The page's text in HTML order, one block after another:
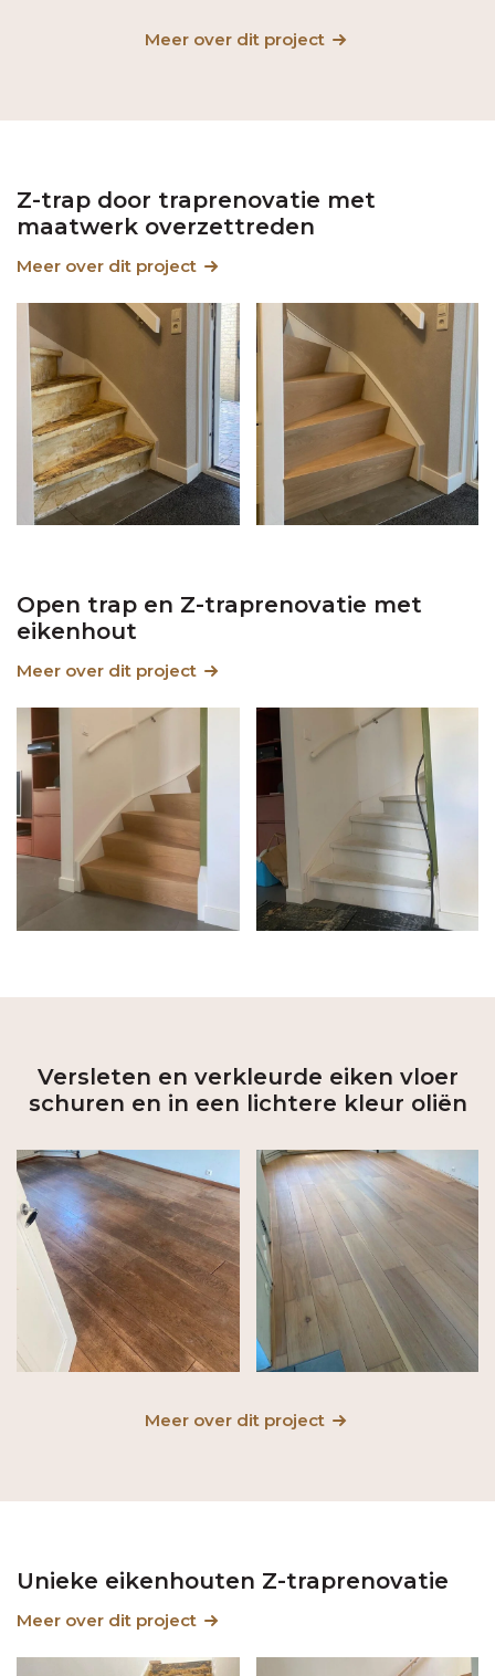
Meer over dit project
Z-trap door traprenovatie met
maatwerk overzettreden
Meer over dit project
Open trap en Z-traprenovatie met
eikenhout
Meer over dit project
Versleten en verkleurde eiken vloer
schuren en in een lichtere kleur oliën
Meer over dit project
Unieke eikenhouten Z-traprenovatie
Meer over dit project